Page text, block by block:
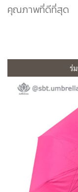
คุณภาพที่ดีที่สุด